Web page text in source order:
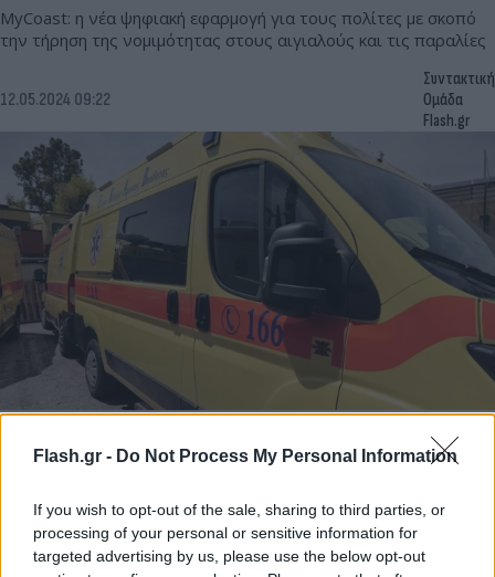
Flash.gr - Do Not Process My Personal Information
If you wish to opt-out of the sale, sharing to third parties, or
processing of your personal or sensitive information for
targeted advertising by us, please use the below opt-out
MyCoast: η νέα ψηφιακή εφαρμογή για τους πολίτες με σκοπό
την τήρηση της νομιμότητας στους αιγιαλούς και τις παραλίες
12.05.2024 09:22
Συντακτική
Ομάδα
Flash.gr
Τραγωδία σε χωριό της Λιβαδειάς - 15χρονη
νεκρή στο μπάνιο του σπιτιού της
για τις μέρες του Πάσχα - Η αστυνομία έχει αποκλείσει την
εγκληματική ενέργεια